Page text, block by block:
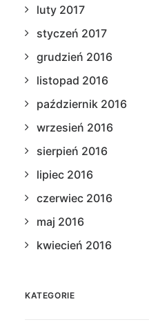
luty 2017
styczeń 2017
grudzień 2016
listopad 2016
październik 2016
wrzesień 2016
sierpień 2016
lipiec 2016
czerwiec 2016
maj 2016
kwiecień 2016
KATEGORIE